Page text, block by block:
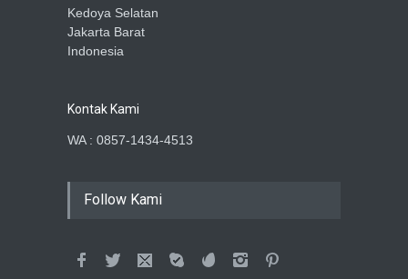
Kedoya Selatan
Jakarta Barat
Indonesia
Kontak Kami
WA : 0857-1434-4513
Follow Kami